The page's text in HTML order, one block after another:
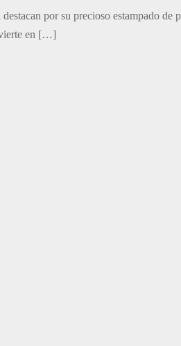
por su precioso estampado
en […]